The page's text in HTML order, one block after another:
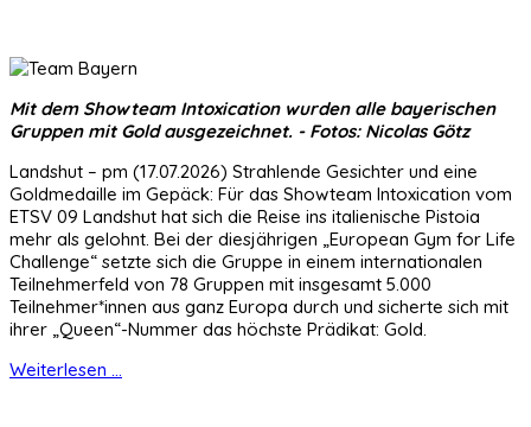
Mit dem Showteam Intoxication wurden alle bayerischen
Gruppen mit Gold ausgezeichnet. - Fotos: Nicolas Götz
Landshut – pm (17.07.2026) Strahlende Gesichter und eine
Goldmedaille im Gepäck: Für das Showteam Intoxication vom
ETSV 09 Landshut hat sich die Reise ins italienische Pistoia
mehr als gelohnt. Bei der diesjährigen „European Gym for Life
Challenge“ setzte sich die Gruppe in einem internationalen
Teilnehmerfeld von 78 Gruppen mit insgesamt 5.000
Teilnehmer*innen aus ganz Europa durch und sicherte sich mit
ihrer „Queen“-Nummer das höchste Prädikat: Gold.
Weiterlesen ...